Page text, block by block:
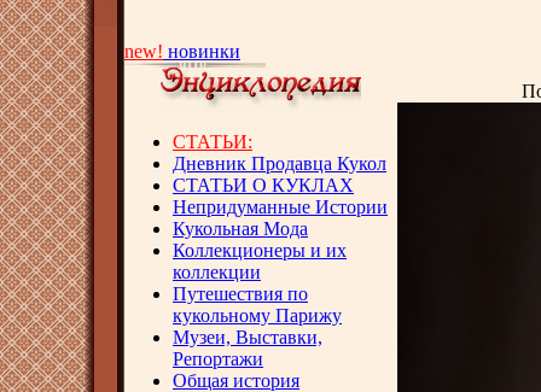
new! новинки
СТАТЬИ:
Дневник Продавца Кукол
СТАТЬИ О КУКЛАХ
Непридуманные Истории
Кукольная Мода
Коллекционеры и их
коллекции
Путешествия по
кукольному Парижу
Музеи, Выставки,
Репортажи
Общая история